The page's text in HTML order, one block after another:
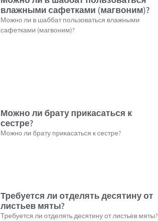
влажными сафетками (магвоним)?
Можно ли в шаббат пользоваться влажными
сафетками (магвоним)?
Можно ли брату прикасаться к
сестре?
Можно ли брату прикасаться к сестре?
Требуется ли отделять десятину от
листьев мяты?
Требуется ли отделять десятину от листьев мяты?